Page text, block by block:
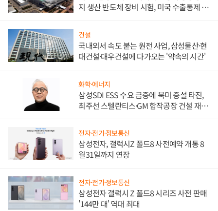
지 생산 반도체 장비 시험, 미국 수출통제 대
건설
국내외서 속도 붙는 원전 사업, 삼성물산·현
대건설·대우건설에 다가오는 '약속의 시간'
화학·에너지
삼성SDI ESS 수요 급증에 북미 증설 타진,
최주선 스텔란티스·GM 합작공장 건설 재추
전자·전기·정보통신
삼성전자, 갤럭시Z 폴드8 사전예약 개통 8
월31일까지 연장
전자·전기·정보통신
삼성전자 갤럭시 Z 폴드8 시리즈 사전 판매
'144만 대' 역대 최대